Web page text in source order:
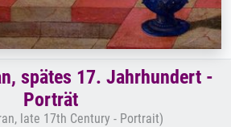
spätes 17. Jahrhundert -
Porträt
late 17th Century - Portrait)